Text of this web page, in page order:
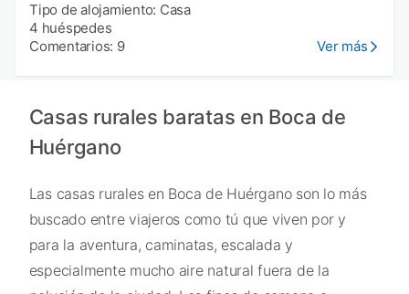
Tipo de alojamiento: Casa
4 huéspedes
Comentarios: 9
Ver más
Casas rurales baratas en Boca de
Huérgano
Las casas rurales en Boca de Huérgano son lo más
buscado entre viajeros como tú que viven por y
para la aventura, caminatas, escalada y
especialmente mucho aire natural fuera de la